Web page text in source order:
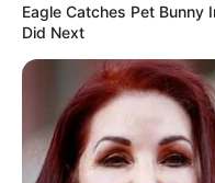
Eagle Catches Pet Bunny
Did Next